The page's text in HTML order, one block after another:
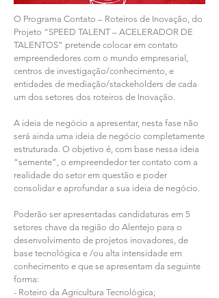
O Programa Contato – Roteiros de Inovação, do
Projeto “SPEED TALENT – ACELERADOR DE
TALENTOS” pretende colocar em contato
empreendedores com o mundo empresarial,
centros de investigação/conhecimento, e
entidades de mediação/stackeholders de cada
um dos setores dos roteiros de Inovação.
A ideia de negócio a apresentar, nesta fase não
será ainda uma ideia de negócio completamente
estruturada. O objetivo é, com base nessa ideia
“semente”, o empreendedor ter contato com a
realidade do setor em questão e poder
consolidar e aprofundar a sua ideia de negócio.
Poderão ser apresentadas candidaturas em 5
setores chave da região do Alentejo para o
desenvolvimento de projetos inovadores, de
base tecnológica e /ou alta intensidade em
conhecimento e que se apresentam da seguinte
forma:
- Roteiro da Agricultura Tecnológica;